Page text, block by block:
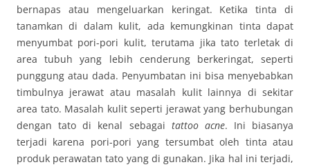
bernapas atau mengeluarkan keringat. Ketika tinta di
tanamkan di dalam kulit, ada kemungkinan tinta dapat
menyumbat pori-pori kulit, terutama jika tato terletak di
area tubuh yang lebih cenderung berkeringat, seperti
punggung atau dada. Penyumbatan ini bisa menyebabkan
timbulnya jerawat atau masalah kulit lainnya di sekitar
area tato. Masalah kulit seperti jerawat yang berhubungan
dengan tato di kenal sebagai tattoo acne. Ini biasanya
terjadi karena pori-pori yang tersumbat oleh tinta atau
produk perawatan tato yang di gunakan. Jika hal ini terjadi,